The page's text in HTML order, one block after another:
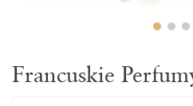
Francuskie